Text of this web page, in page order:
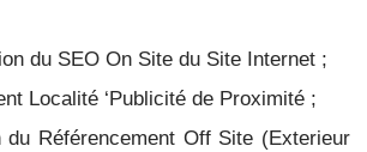
du SEO On Site du Site Internet ;
Localité ‘Publicité de Proximité ;
du Référencement Off Site (Exterieur